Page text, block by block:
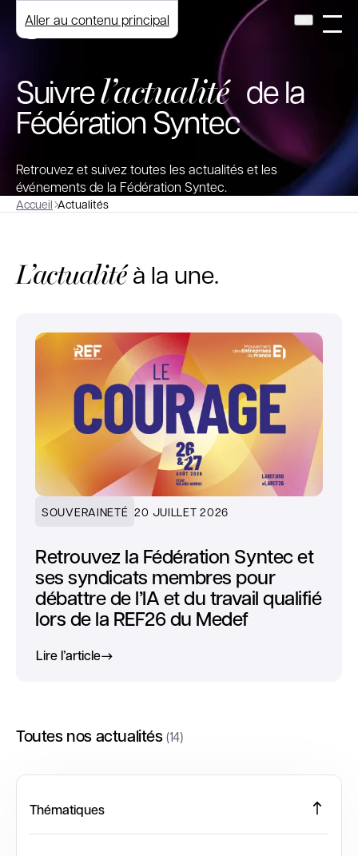
Aller au contenu principal
Suivrel’actualitéde la
Fédération Syntec
Retrouvez et suivez toutes les actualités et les
événements de la Fédération Syntec.
Accueil Actualités
L’actualitéà la une.
SOUVERAINETÉ 20 JUILLET 2026
Retrouvez la Fédération Syntec et
ses syndicats membres pour
débattre de l’IA et du travail qualifié
lors de la REF26 du Medef
Lire l’article
Toutes nos actualités(14)
Thématiques